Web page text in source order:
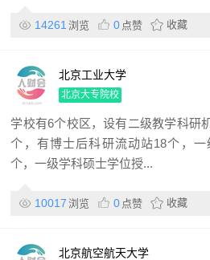
14261 浏览 0 点赞 收藏
北京工业大学
北京大专院校
学校有6个校区，设有二级教学科研
个，有博士后科研流动站18个，
个，一级学科硕士学位授...
10017 浏览 0 点赞 收藏
北京航空航天大学